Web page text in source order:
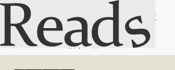
民俗学の旅
ホーム 民俗学の旅